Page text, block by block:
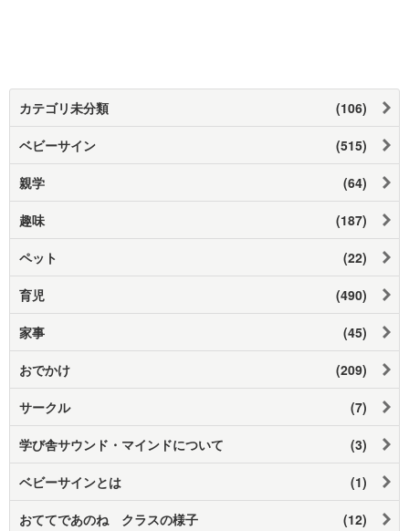
カテゴリ未分類 (106)
ベビーサイン (515)
親学 (64)
趣味 (187)
ペット (22)
育児 (490)
家事 (45)
おでかけ (209)
サークル (7)
学び舎サウンド・マインドについて (3)
ベビーサインとは (1)
おててであのね クラスの様子 (12)